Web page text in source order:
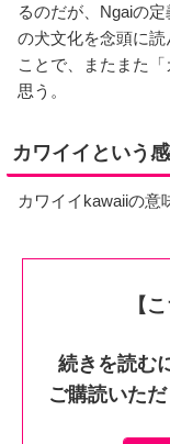
るのだが、Ngaiの
の犬文化を念頭に
ことで、またまた
思う。
カワイイという
カワイイkawaiiの意
【
続きを読む
ご購読いた